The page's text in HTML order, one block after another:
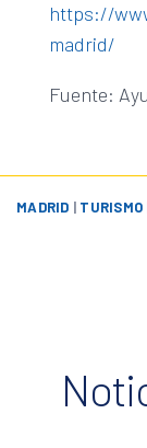
https://
madrid/
Fuente:
MADRID | TURISMO